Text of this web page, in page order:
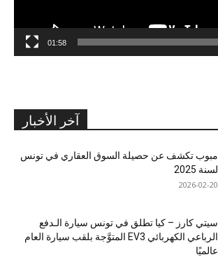
01:58
آخر الأخبار
مبوب تكشف عن حصيلة السوق العقاري في تونس
لسنة 2025
2026-02-20
سيتي كارز – كيا تطلق في تونس سيارة الـدفع
الرباعي الكهربائي EV3 المتوَّجة بلقب سيارة العام
عالميًا